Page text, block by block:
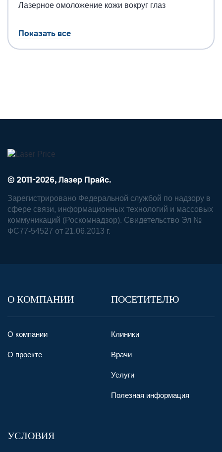
Лазерное омоложение кожи вокруг глаз
Показать все
© 2011-2026, Лазер Прайс.
Зарегистрировано Федеральной службой по надзору в
сфере связи, информационных технологий и массовых
коммуникаций (Роскомнадзор). Свидетельство Эл №
ФС77-54527 от 21.06.2013 г.
О КОМПАНИИ
О компании
О проекте
ПОСЕТИТЕЛЮ
Клиники
Врачи
Услуги
Полезная информация
УСЛОВИЯ